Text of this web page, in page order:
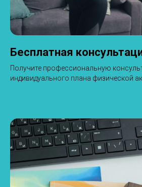
Бесплатная
Получите профессиональную
индивидуального плана физической